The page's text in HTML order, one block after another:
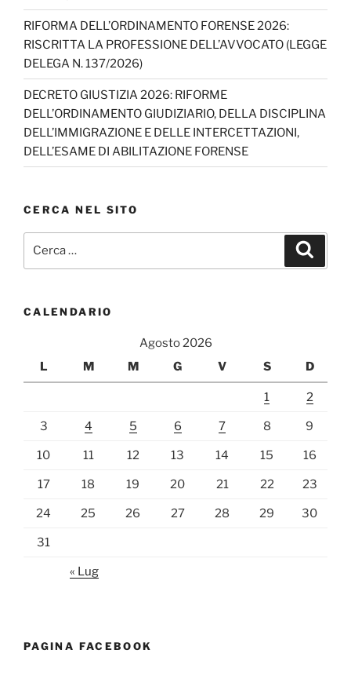
n
n
el
RIFORMA DELL’ORDINAMENTO FORENSE 2026:
RISCRITTA LA PROFESSIONE DELL’AVVOCATO (LEGGE
DELEGA N. 137/2026)
DECRETO GIUSTIZIA 2026: RIFORME
DELL’ORDINAMENTO GIUDIZIARIO, DELLA DISCIPLINA
DELL’IMMIGRAZIONE E DELLE INTERCETTAZIONI,
DELL’ESAME DI ABILITAZIONE FORENSE
CERCA NEL SITO
CALENDARIO
Agosto 2026
L
M M G V S D
1 2
3 4 5 6 7 8 9
10 11 12 13 14 15 16
17 18 19 20 21 22 23
24 25 26 27 28 29 30
31
« Lug
PAGINA FACEBOOK